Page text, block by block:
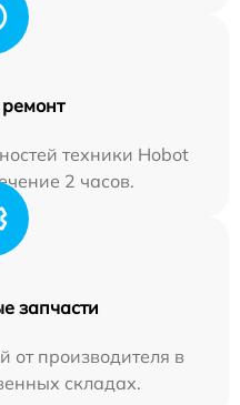
техники Hobot
2 часов.
запчасти
от производителя в
складах.